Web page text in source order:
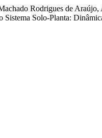
Rodrigues de
Solo-Planta: